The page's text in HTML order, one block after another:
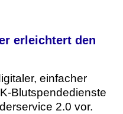
erleichtert den
einfacher
Blutspendedienste
2.0 vor.